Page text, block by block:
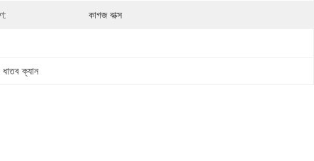
কাগজ বাক্স
ধাতব ক্যান